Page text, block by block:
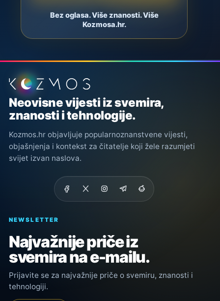
Bez oglasa. Više znanosti. Više
Kozmosa.hr.
Podnožje stranice
Neovisne vijesti iz svemira,
znanosti i tehnologije.
Kozmos.hr objavljuje popularnoznanstvene vijesti,
objašnjenja i kontekst za čitatelje koji žele razumjeti
svijet izvan naslova.
NEWSLETTER
Najvažnije priče iz
svemira na e-mailu.
Prijavite se za najvažnije priče o svemiru, znanosti i
tehnologiji.